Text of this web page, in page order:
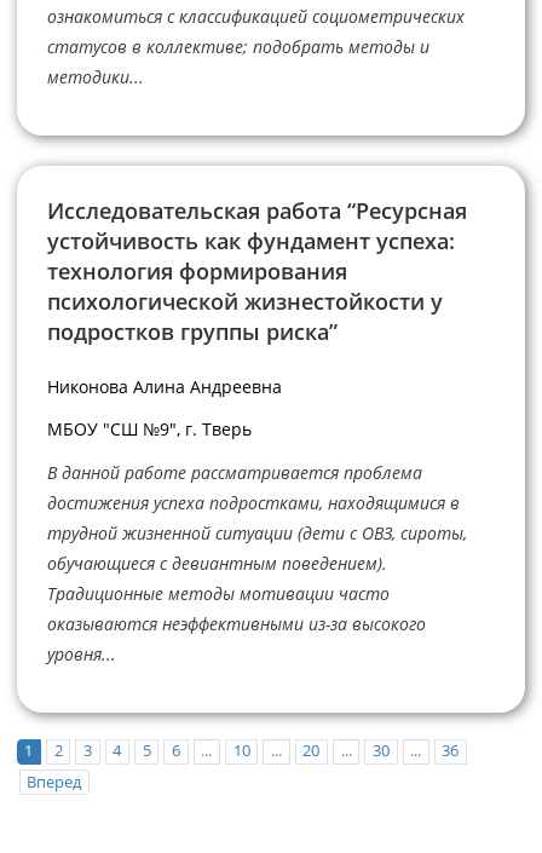
ознакомиться с классификацией социометрических
статусов в коллективе; подобрать методы и
методики...
Исследовательская работа “Ресурсная
устойчивость как фундамент успеха:
технология формирования
психологической жизнестойкости у
подростков группы риска”
Никонова Алина Андреевна
МБОУ "СШ №9", г. Тверь
В данной работе рассматривается проблема
достижения успеха подростками, находящимися в
трудной жизненной ситуации (дети с ОВЗ, сироты,
обучающиеся с девиантным поведением).
Традиционные методы мотивации часто
оказываются неэффективными из-за высокого
уровня...
1 2 3 4 5 6 ... 10 ... 20 ... 30 ...
36
Вперед